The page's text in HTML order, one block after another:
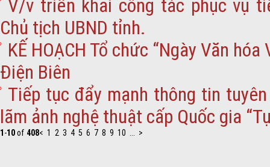
V/v triển khai công tác phục vụ
Chủ tịch UBND tỉnh.
KẾ HOẠCH Tổ chức “Ngày Văn
Điện Biên
Tiếp tục đẩy mạnh thông tin
lãm ảnh nghệ thuật cấp Quốc gia
1-10of 408< 1 2 3 4 5 6 7 8 9 10 ... >